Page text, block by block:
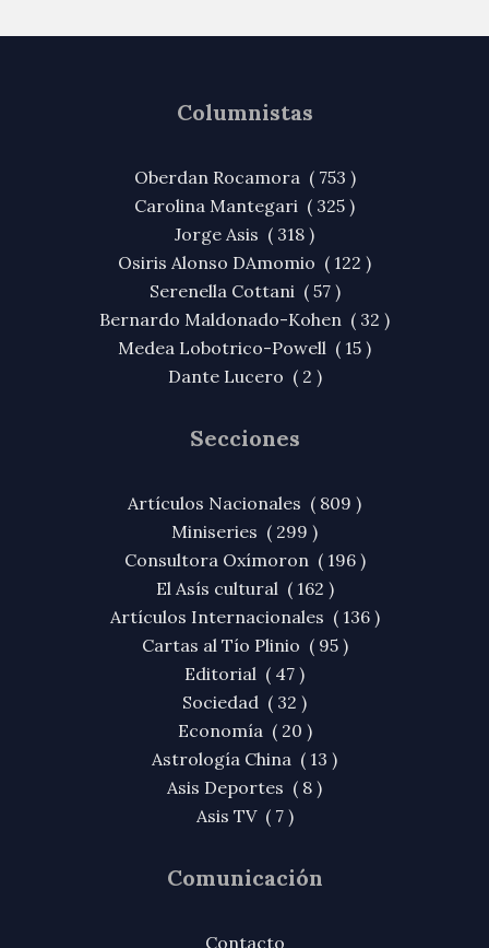
Columnistas
Oberdan Rocamora ( 753 )
Carolina Mantegari ( 325 )
Jorge Asis ( 318 )
Osiris Alonso DAmomio ( 122 )
Serenella Cottani ( 57 )
Bernardo Maldonado-Kohen ( 32 )
Medea Lobotrico-Powell ( 15 )
Dante Lucero ( 2 )
Secciones
Artículos Nacionales ( 809 )
Miniseries ( 299 )
Consultora Oxímoron ( 196 )
El Asís cultural ( 162 )
Artículos Internacionales ( 136 )
Cartas al Tío Plinio ( 95 )
Editorial ( 47 )
Sociedad ( 32 )
Economía ( 20 )
Astrología China ( 13 )
Asis Deportes ( 8 )
Asis TV ( 7 )
Comunicación
Contacto